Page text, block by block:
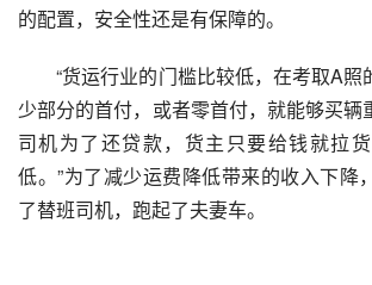
的配置，安全性还是有保障的。
“货运行业的门槛比较低，在考取A
少部分的首付，或者零首付，就能够买辆
司机为了还贷款，货主只要给钱就拉
低。”为了减少运费降低带来的收入下降
了替班司机，跑起了夫妻车。